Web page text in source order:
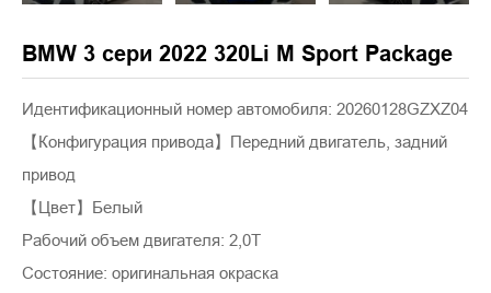
BMW 3 сери 2022 320Li M Sport Package
Идентификационный номер автомобиля: 20260128GZXZ04
【Конфигурация привода】Передний двигатель, задний
привод
【Цвет】Белый
Рабочий объем двигателя: 2,0T
Состояние: оригинальная окраска